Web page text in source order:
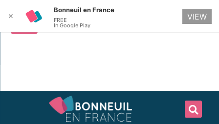
✕
Bonneuil en France
FREE
In Google Play
VIEW